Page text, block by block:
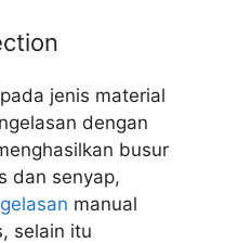
jenis material
dengan
busur
dan senyap,
manual
selain itu